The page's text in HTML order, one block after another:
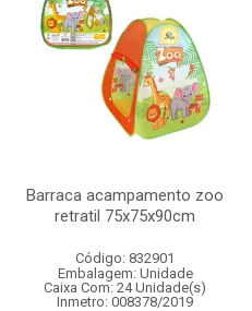
Barraca acampamento zoo
retratil 75x75x90cm
Código: 832901
Embalagem: Unidade
Caixa Com: 24 Unidade(s)
Inmetro: 008378/2019